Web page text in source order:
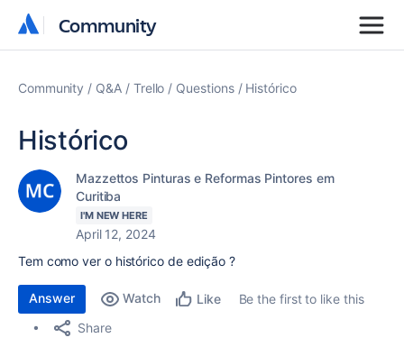
Community
Community
Community Q&A Trello Questions Histórico
Histórico
Mazzettos Pinturas e Reformas Pintores em
Curitiba
I'M NEW HERE
April 12, 2024
Tem como ver o histórico de edição ?
Answer Watch Like
Be the first to like this
Share